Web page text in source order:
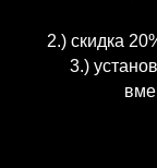
2.) скидка
3.)